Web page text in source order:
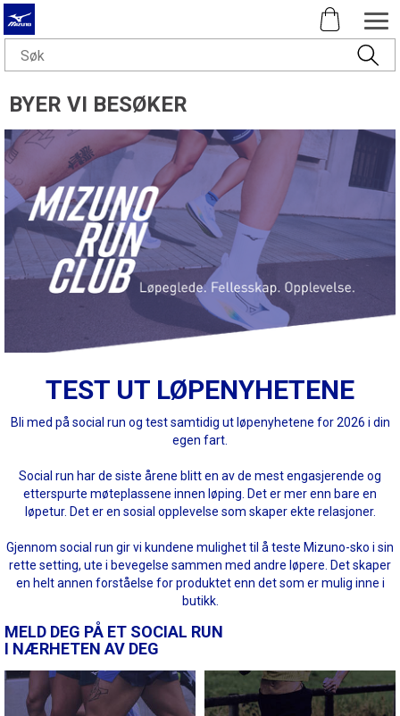
BYER VI BESØKER
TEST UT LØPENYHETENE
Bli med på social run og test samtidig ut løpenyhetene for 2026 i din
egen fart.
Social run har de siste årene blitt en av de mest engasjerende og
etterspurte møteplassene innen løping. Det er mer enn bare en
løpetur. Det er en sosial opplevelse som skaper ekte relasjoner.
Gjennom social run gir vi kundene mulighet til å teste Mizuno-sko i sin
rette setting, ute i bevegelse sammen med andre løpere. Det skaper
en helt annen forståelse for produktet enn det som er mulig inne i
butikk.
MELD DEG PÅ ET SOCIAL RUN
I NÆRHETEN AV DEG